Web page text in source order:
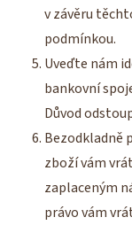
v závěru
podmínkou.
Uveďte nám
bankovní
Důvod
Bezodkladně
zboží vám
zaplaceným
právo vám